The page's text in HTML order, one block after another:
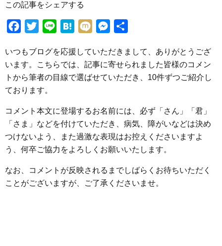
この記事をシェアする
c
e
b
o
o
k
i
t
t
e
r
n
e
H
t
e
n
M
x
i
s
s
e
g
e
r
いつもブログを応援していただきまして、ありがとうござ
います。こちらでは、記事に寄せられました皆様のコメン
トから筆者の目線で選ばせていただき、10件ずつご紹介し
ております。
コメント本文に登場するお名前には、必ず「さん」「君」
「さま」などを付けていただき、病気、障がいなどは決め
つけないよう、また過激な表現はお控えくださいますよ
う、何卒ご協力をよろしくお願いいたします。
なお、コメントが反映されるまでしばらくお待ちいただく
ことがございますが、ご了承くださいませ。